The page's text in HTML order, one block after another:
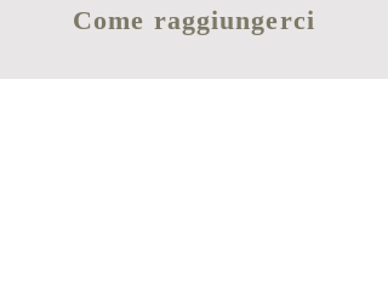
Come raggiungerci